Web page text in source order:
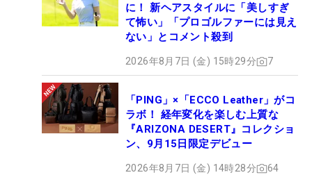
に！ 新ヘアスタイルに「美しすぎ
て怖い」「プロゴルファーには見え
ない」とコメント殺到
2026年8月7日 (金) 15時29分 7
「PING」×「ECCO Leather」がコ
ラボ！ 経年変化を楽しむ上質な
『ARIZONA DESERT』コレクショ
ン、9月15日限定デビュー
2026年8月7日 (金) 14時28分 64